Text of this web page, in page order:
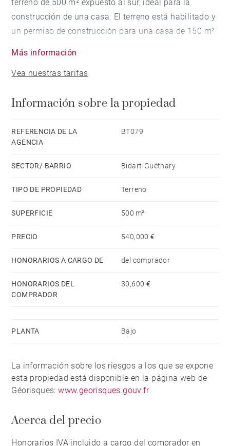
terreno de 500 m² expuesto al sur, ideal para la
construcción de una casa. El terreno está habilitado y
un permiso de construcción para una casa de 150 m²
Más información
Vea nuestras tarifas
Información sobre la propiedad
REFERENCIA DE LA
AGENCIA
BT079
SECTOR/ BARRIO Bidart-Guéthary
TIPO DE PROPIEDAD Terreno
SUPERFICIE 500 m²
PRECIO 540,000 €
HONORARIOS A CARGO DE del comprador
HONORARIOS DEL
COMPRADOR
30,600 €
PLANTA Bajo
La información sobre los riesgos a los que se expone
esta propiedad está disponible en la página web de
Géorisques:www.georisques.gouv.fr
Acerca del precio
Honorarios IVA incluido a cargo del comprador en